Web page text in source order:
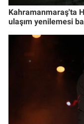
Kahramanmaraş'ta
ulaşım yenilemesi